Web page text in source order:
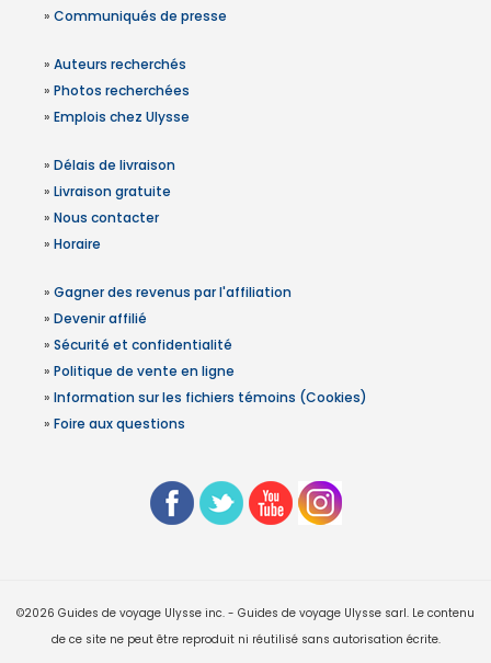
» Communiqués de presse
» Auteurs recherchés
» Photos recherchées
» Emplois chez Ulysse
» Délais de livraison
» Livraison gratuite
» Nous contacter
» Horaire
» Gagner des revenus par l'affiliation
» Devenir affilié
» Sécurité et confidentialité
» Politique de vente en ligne
» Information sur les fichiers témoins (Cookies)
» Foire aux questions
©2026 Guides de voyage Ulysse inc. - Guides de voyage Ulysse sarl. Le contenu
de ce site ne peut être reproduit ni réutilisé sans autorisation écrite.